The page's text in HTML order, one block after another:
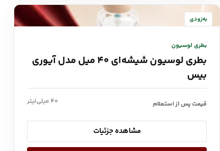
به‌زودی
بطری لوسیون
بطری لوسیون شیشه‌ای ۴۰ میل مدل آیوری
بیس
قیمت پس از استعلام ۴۰ میلی‌لیتر
مشاهده جزئیات